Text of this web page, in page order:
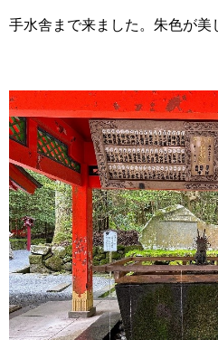
手水舎まで来ました。朱色が美